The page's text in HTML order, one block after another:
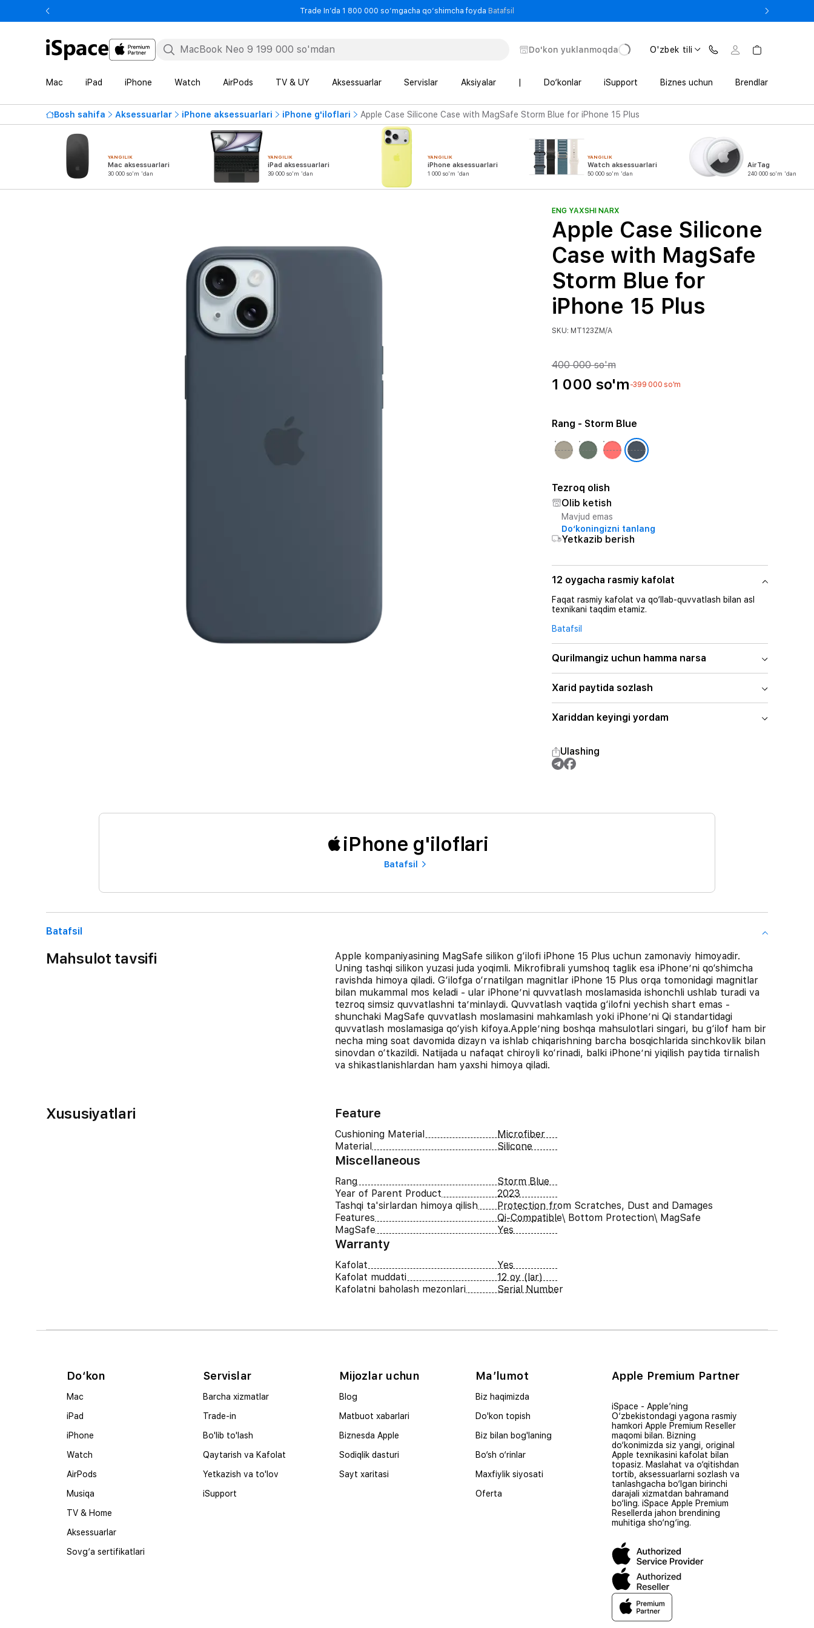
Trade In’da 1 800 000 so‘mgacha qo‘shimcha foyda Batafsil
Do'kon yuklanmoqda O'zbek tili
Mac iPad iPhone Watch AirPods TV & UY Aksessuarlar Servislar Aksiyalar Do‘konlar iSupport Biznes uchun Brendlar
Bosh sahifa Aksessuarlar iPhone aksessuarlari iPhone g'iloflari Apple Case Silicone Case with MagSafe Storm Blue for iPhone 15 Plus
YANGILIK
Mac aksessuarlari
30 000 so'm 'dan
YANGILIK
iPad aksessuarlari
39 000 so'm 'dan
YANGILIK
iPhone aksessuarlari
1 000 so'm 'dan
YANGILIK
Watch aksessuarlari
50 000 so'm 'dan
AirTag
240 000 so'm 'dan
ENG YAXSHI NARX
Apple Case Silicone
Case with MagSafe
Storm Blue for
iPhone 15 Plus
SKU: MT123ZM/A
400 000 so'm
1 000 so'm -399 000 so'm
Rang - Storm Blue
Tezroq olish
Olib ketish
Mavjud emas
Do‘koningizni tanlang
Yetkazib berish
12 oygacha rasmiy kafolat
Faqat rasmiy kafolat va qo‘llab-quvvatlash bilan asl
texnikani taqdim etamiz.
Batafsil
Qurilmangiz uchun hamma narsa
Xarid paytida sozlash
Xariddan keyingi yordam
Ulashing
iPhone g'iloflari
Batafsil
Batafsil
Mahsulot tavsifi
Apple kompaniyasining MagSafe silikon g‘ilofi iPhone 15 Plus uchun zamonaviy himoyadir.
Uning tashqi silikon yuzasi juda yoqimli. Mikrofibrali yumshoq taglik esa iPhone’ni qo‘shimcha
ravishda himoya qiladi. G‘ilofga o‘rnatilgan magnitlar iPhone 15 Plus orqa tomonidagi magnitlar
bilan mukammal mos keladi - ular iPhone’ni quvvatlash moslamasida ishonchli ushlab turadi va
tezroq simsiz quvvatlashni ta’minlaydi. Quvvatlash vaqtida g‘ilofni yechish shart emas -
shunchaki MagSafe quvvatlash moslamasini mahkamlash yoki iPhone’ni Qi standartidagi
quvvatlash moslamasiga qo‘yish kifoya.Apple’ning boshqa mahsulotlari singari, bu g‘ilof ham bir
necha ming soat davomida dizayn va ishlab chiqarishning barcha bosqichlarida sinchkovlik bilan
sinovdan o‘tkazildi. Natijada u nafaqat chiroyli ko‘rinadi, balki iPhone’ni yiqilish paytida tirnalish
va shikastlanishlardan ham yaxshi himoya qiladi.
Xususiyatlari Feature
Cushioning Material
Microfiber
Material
Silicone
Miscellaneous
Rang
Storm Blue
Year of Parent Product
2023
Tashqi ta'sirlardan himoya qilish
Protection from Scratches, Dust and Damages
Features
Qi-Compatible\ Bottom Protection\ MagSafe
MagSafe
Yes
Warranty
Kafolat
Yes
Kafolat muddati
12 oy (lar)
Kafolatni baholash mezonlari
Serial Number
Do‘kon
Mac
iPad
iPhone
Watch
AirPods
Musiqa
TV & Home
Aksessuarlar
Sovg‘a sertifikatlari
Servislar
Barcha xizmatlar
Trade-in
Bo'lib to'lash
Qaytarish va Kafolat
Yetkazish va to'lov
iSupport
Mijozlar uchun
Blog
Matbuot xabarlari
Biznesda Apple
Sodiqlik dasturi
Sayt xaritasi
Ma’lumot
Biz haqimizda
Do'kon topish
Biz bilan bog'laning
Bo‘sh o‘rinlar
Maxfiylik siyosati
Oferta
Apple Premium Partner
iSpace - Apple’ning
O‘zbekistondagi yagona rasmiy
hamkori Apple Premium Reseller
maqomi bilan. Bizning
do‘konimizda siz yangi, original
Apple texnikasini kafolat bilan
topasiz. Maslahat va o‘qitishdan
tortib, aksessuarlarni sozlash va
tanlashgacha bo‘lgan birinchi
darajali xizmatdan bahramand
bo‘ling. iSpace Apple Premium
Resellerda jahon brendining
muhitiga sho‘ng‘ing.